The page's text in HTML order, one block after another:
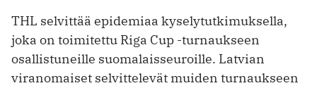
THL selvittää epidemiaa kyselytutkimuksella,
joka on toimitettu Riga Cup -turnaukseen
osallistuneille suomalaisseuroille. Latvian
viranomaiset selvittelevät muiden turnaukseen